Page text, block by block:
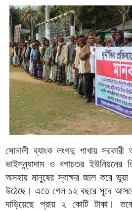
সোনালী ব্যাংক লংগদু শাখায় সরকারী
ভাইসন্ন্যাদাম ও বগাচতর
অসহায় মানুষের স্বাক্ষর জাল করে
উঠেছে। এতে গেল ১২ বছরে সুদে
দাড়িয়েছে প্রায় ২ কোটি টাকা।